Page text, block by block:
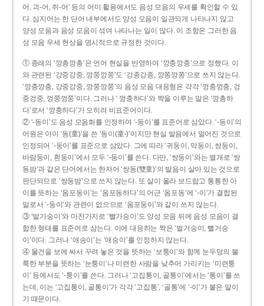
어, 괴-어, 쥐-어’ 등의 어미 활용에서도 음성 모음의 우세를 확인할 수 있
다. 심지어는 한 단어 내부에서도 양성 모음이 일관되게 나타나지 않고
양성 모음과 음성 모음이 섞여 나타나는 일이 많다. 이 조항은 그러한 음
성 모음 우세 현상을 명시적으로 규정한 것이다.
① 종래의 ‘깡총깡총’은 언어 현실을 반영하여 ‘깡충깡충’으로 정했다. 이
와 관련된 ‘강중강중, 깡쭝깡쭝’도 ‘강종강종, 깡쫑깡쫑’으로 쓰지 않는다.
‘깡충깡충, 강중강중, 깡쭝깡쭝’의 음성 모음 대응형은 각각 ‘껑충껑충, 겅
중겅중, 껑쭝껑쭝’이다. 그러나 ‘ 껑충하다’와 짝을 이루는 말은 ‘깡총하
다’로서 ‘깡충하다’가 오히려 비표준어이다.
② ‘-동이’도 음성 모음화를 인정하여 ‘-둥이’를 표준어로 삼았다. ‘-둥이’의
어원은 아이 ‘동(童)’을 쓴 ‘동이(童-)’이지만 현실 발음에서 멀어진 것으로
인정되어 ‘-둥이’를 표준으로 삼았다. 그에 따라 ‘귀둥이, 막둥이, 쌍둥이,
바람둥이, 흰둥이’에서 모두 ‘-둥이’를 쓴다. 다만, ‘쌍둥이’와는 별개로 ‘쌍
동밤’과 같은 단어에서는 한자어 ‘쌍동(雙童)’의 발음이 살아 있는 것으로
판단되므로 ‘쌍둥밤’으로 쓰지 않는다. 또 살이 올라 보드랍고 통통한 아
이를 뜻하는 ‘옴포동이’는 ‘옴포동하다’의 어근 ‘옴포동’에 ‘-이’가 결합된
말로서 ‘-둥이’와 관련이 없으므로 ‘옴포둥이’와 같이 쓰지 않는다.
③ ‘발가숭이’와 마찬가지로 ‘빨가숭이’도 양성 모음 뒤에 음성 모음이 결
합한 형태를 표준어로 삼는다. 이에 대응하는 짝은 ‘벌거숭이, 뻘거숭
이’이다. 그러나 ‘애송이’는 ‘애숭이’를 인정하지 않는다.
④ 물건을 보에 싸서 꾸려 놓은 것을 뜻하는 ‘보퉁이’와 함께 눈두덩의 불
룩한 부분을 뜻하는 ‘눈퉁이’나 미련한 사람을 낮추어 가리키는 ‘미련퉁
이’ 등에서도 ‘-퉁이’를 쓴다. 그러나 ‘고집통이, 골통이’에서는 ‘통이’를 쓰
는데, 이는 ‘고집통이, 골통이’가 각각 ‘고집통’, ‘골통’에 ‘-이’가 붙은 말이
기 때문이다.